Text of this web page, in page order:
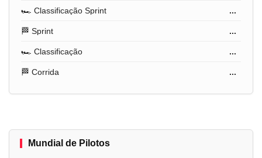
🏎️ Classificação Sprint ...
🏁 Sprint ...
🏎️ Classificação ...
🏁 Corrida ...
Mundial de Pilotos